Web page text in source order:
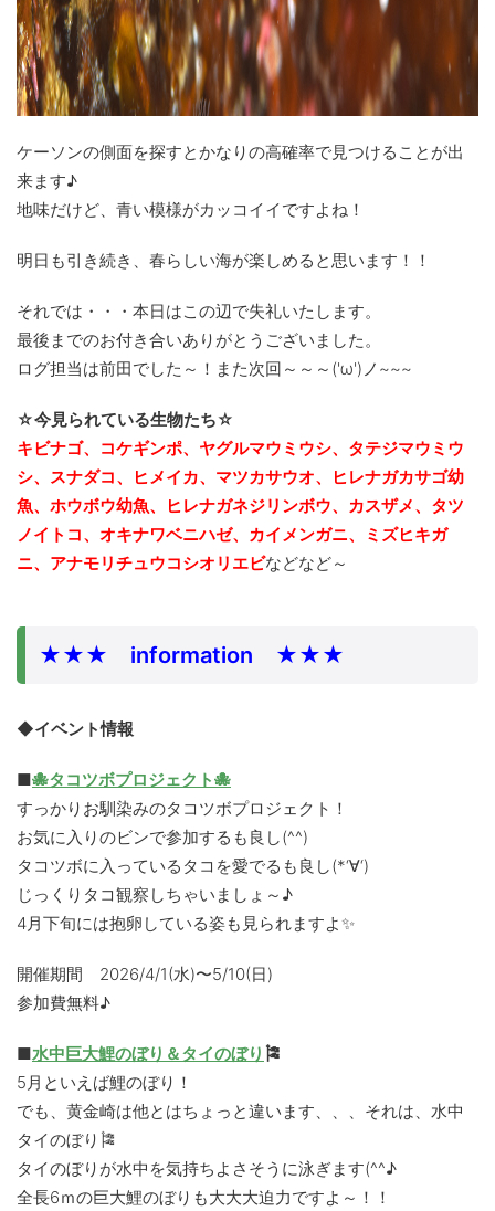
ケーソンの側面を探すとかなりの高確率で見つけることが出
来ます♪
地味だけど、青い模様がカッコイイですよね！
明日も引き続き、春らしい海が楽しめると思います！！
それでは・・・本日はこの辺で失礼いたします。
最後までのお付き合いありがとうございました。
ログ担当は前田でした～！また次回～～～('ω')ノ~~~
☆今見られている生物たち☆
キビナゴ、コケギンポ、ヤグルマウミウシ、タテジマウミウ
シ、スナダコ、ヒメイカ、マツカサウオ、ヒレナガカサゴ幼
魚、ホウボウ幼魚、ヒレナガネジリンボウ、カスザメ、タツ
ノイトコ、 オキナワベニハゼ、カイメンガニ、ミズヒキガ
ニ、アナモリチュウコシオリエビなどなど～
★★★ information ★★★
◆イベント情報
■🐙タコツボプロジェクト🐙
すっかりお馴染みのタコツボプロジェクト！
お気に入りのビンで参加するも良し(^^)
タコツボに入っているタコを愛でるも良し(*‘∀‘)
じっくりタコ観察しちゃいましょ～♪
4月下旬には抱卵している姿も見られますよ✨
開催期間 2026/4/1(水)〜5/10(日)
参加費無料♪
■水中巨大鯉のぼり＆タイのぼり 🎏
5月といえば鯉のぼり！
でも、黄金崎は他とはちょっと違います、、、それは、水中
タイのぼり🎏
タイのぼりが水中を気持ちよさそうに泳ぎます(^^♪
全長6ｍの巨大鯉のぼりも大大大迫力ですよ～！！